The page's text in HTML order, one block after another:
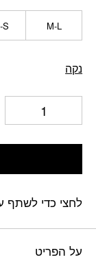
M-L
S
נקה
לחצי כדי לשתף
על הפריט